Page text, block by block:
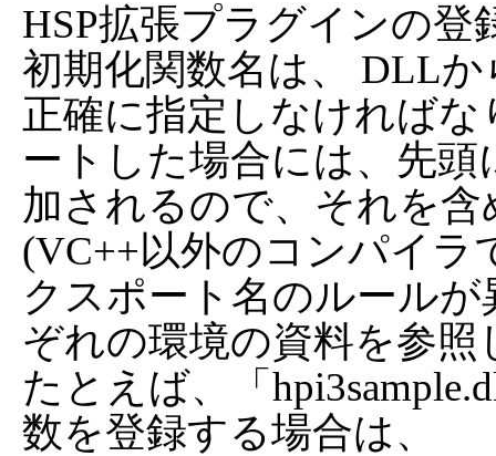
HSP拡張プラグインの登
初期化関数名は、 DLL
正確に指定しなければ
ートした場合には、先頭
加されるので、それを
(VC++以外のコンパイ
クスポート名のルール
ぞれの環境の資料を参
たとえば、「
数を登録する場合は、